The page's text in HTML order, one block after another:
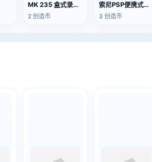
MK 235 盒式录音机
2 创造币
索尼PSP便携式游戏机
3 创造币